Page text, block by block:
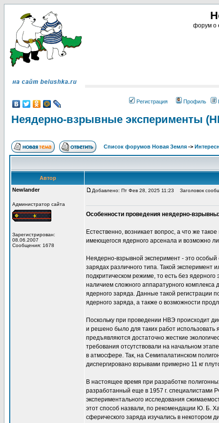
форум о
Регистрация Профиль
Неядерно-взрывные эксперименты
Список форумов Новая Земля ->
Автор
Newlander
Администратор сайта
Зарегистрирован:
08.06.2007
Сообщения: 1678
Добавлено: Пт Фев 28, 2025 11:23 Заголовок
Особенности проведения неядерно-
Естественно, возникает вопрос, а что же
имеющегося ядерного арсенала и возможно
Неядерно-взрывной эксперимент - это
зарядах различного типа. Такой эксперимент
подкритическом режиме, то есть без
наличием сложного аппаратурного
ядерного заряда. Данные такой регистрации
ядерного заряда, а также о возможности
Поскольку при проведении НВЭ происходит
и решено было для таких работ
предъявляются достаточно жесткие
требования отсутствовали на начальном
в атмосфере. Так, на Семипалатинском
диспергировано взрывами примерно 11 кг
В настоящее время при разработке
разработанный еще в 1957 г.
экспериментального исследования
этот способ назвали, по рекомендации Ю. Б.
сферического заряда изучались в некотором